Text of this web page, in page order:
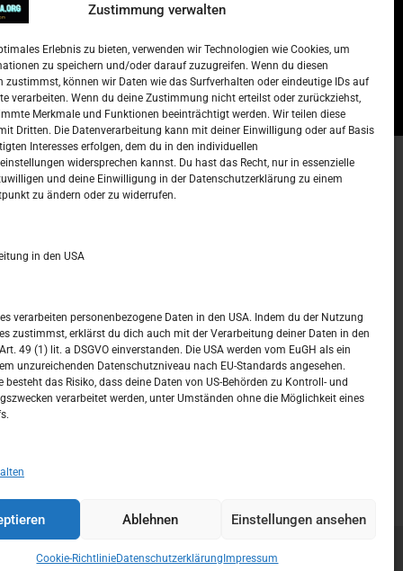
Zustimmung verwalten
Erlebnis zu bieten, verwenden wir Technologien wie Cookies, um
zu speichern und/oder darauf zuzugreifen. Wenn du diesen
zustimmst, können wir Daten wie das Surfverhalten oder eindeutige IDs auf
verarbeiten. Wenn du deine Zustimmung nicht erteilst oder zurückziehst,
Merkmale und Funktionen beeinträchtigt werden. Wir teilen diese
Dritten. Die Datenverarbeitung kann mit deiner Einwilligung oder auf Basis
Interesses erfolgen, dem du in den individuellen
widersprechen kannst. Du hast das Recht, nur in essenzielle
und deine Einwilligung in der Datenschutzerklärung zu einem
zu ändern oder zu widerrufen.
in den USA
verarbeiten personenbezogene Daten in den USA. Indem du der Nutzung
zustimmst, erklärst du dich auch mit der Verarbeitung deiner Daten in den
49 (1) lit. a DSGVO einverstanden. Die USA werden vom EuGH als ein
unzureichenden Datenschutzniveau nach EU-Standards angesehen.
besteht das Risiko, dass deine Daten von US-Behörden zu Kontroll- und
verarbeitet werden, unter Umständen ohne die Möglichkeit eines
Ablehnen Einstellungen ansehen
Cookie-RichtlinieDatenschutzerklärung Impressum
Lista najtraženijih deficitarnih
15. Oktober 2022 Redakcija
–
Kalendar
3 4 5 6 7 8 9
10 11 12 13 14 15
17 18 19 20 21 22 23